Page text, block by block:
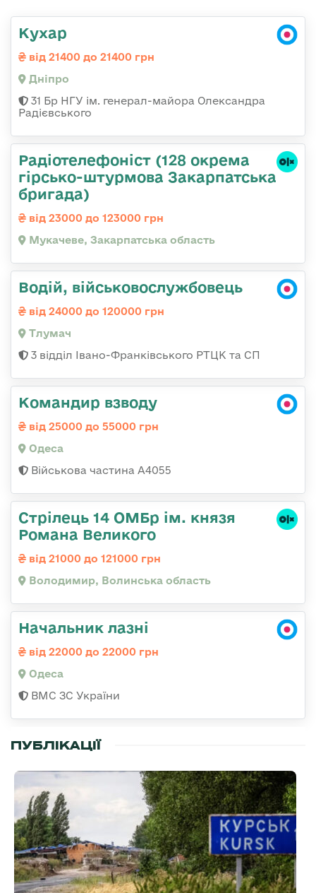
Кухар
від 21400 до 21400 грн
Дніпро
31 Бр НГУ ім. генерал-майора Олександра
Радієвського
Радіотелефоніст (128 окрема
гірсько-штурмова Закарпатська
бригада)
від 23000 до 123000 грн
Мукачеве, Закарпатська область
Водій, військовослужбовець
від 24000 до 120000 грн
Тлумач
3 відділ Івано-Франківського РТЦК та СП
Командир взводу
від 25000 до 55000 грн
Одеса
Військова частина А4055
Стрілець 14 ОМБр ім. князя
Романа Великого
від 21000 до 121000 грн
Володимир, Волинська область
Начальник лазні
від 22000 до 22000 грн
Одеса
ВМС ЗС України
ПУБЛІКАЦІЇ